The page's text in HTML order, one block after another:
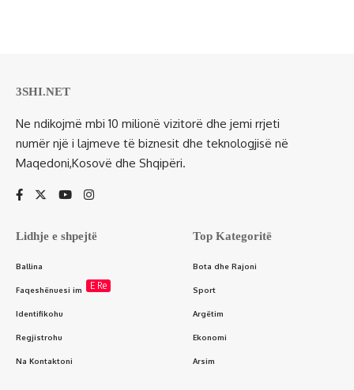
3SHI.NET
Ne ndikojmë mbi 10 milionë vizitorë dhe jemi rrjeti
numër një i lajmeve të biznesit dhe teknologjisë në
Maqedoni,Kosovë dhe Shqipëri.
Lidhje e shpejtë
Ballina
Faqeshënuesi im E Re
Identifikohu
Regjistrohu
Na Kontaktoni
Top Kategoritë
Bota dhe Rajoni
Sport
Argëtim
Ekonomi
Arsim